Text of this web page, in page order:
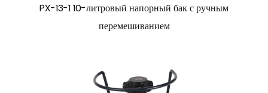
PX-13-1 10-литровый напорный бак с ручным
перемешиванием